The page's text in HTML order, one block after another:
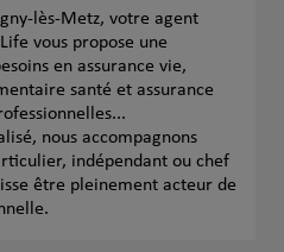
lès-Metz, votre agent
vous propose une
en assurance vie,
santé et assurance
nous accompagnons
indépendant ou chef
être pleinement acteur de